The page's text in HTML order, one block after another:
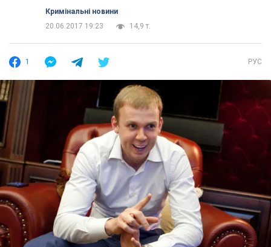
Кримінальні новини
20.06.2017 19:23
14,9 т.
1 РУС